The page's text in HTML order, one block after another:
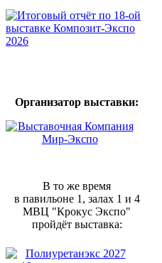
Организатор выставки:
В то же время
в павильоне 1, залах 1 и 4
МВЦ "Крокус Экспо"
пройдёт выставка: